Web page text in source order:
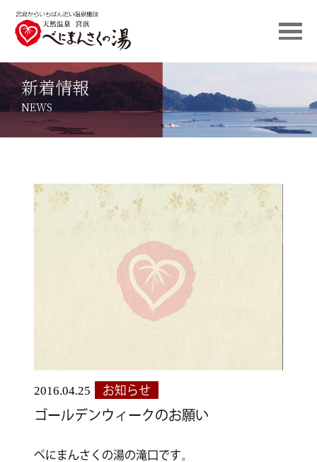
新着情報
NEWS
2016.04.25 お知らせ
ゴールデンウィークのお願い
べにまんさくの湯の滝口です。